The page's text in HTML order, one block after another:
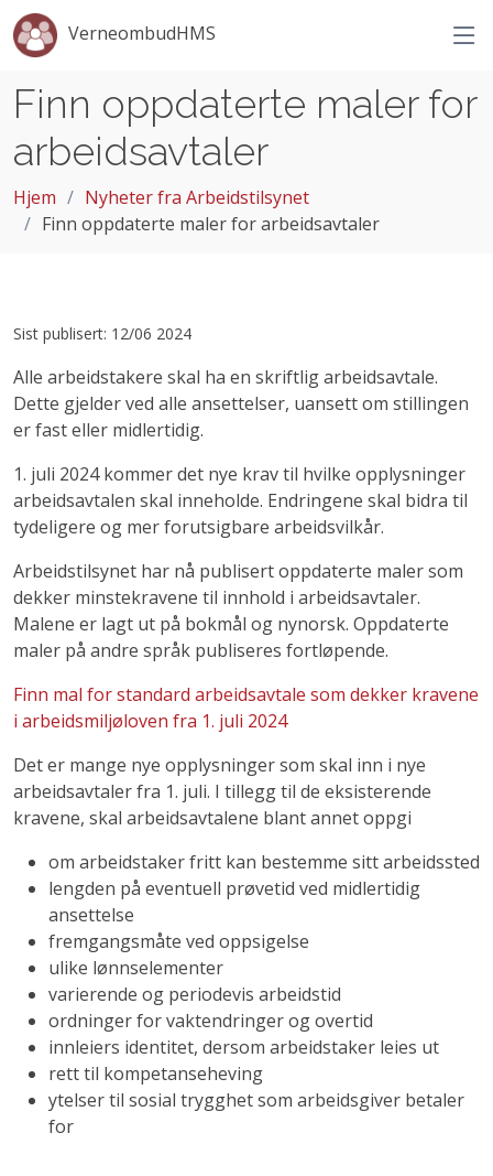
VerneombudHMS
Finn oppdaterte maler for
arbeidsavtaler
Hjem
Nyheter fra Arbeidstilsynet
Finn oppdaterte maler for arbeidsavtaler
Sist publisert: 12/06 2024
Alle arbeidstakere skal ha en skriftlig arbeidsavtale.
Dette gjelder ved alle ansettelser, uansett om stillingen
er fast eller midlertidig.
1. juli 2024 kommer det nye krav til hvilke opplysninger
arbeidsavtalen skal inneholde. Endringene skal bidra til
tydeligere og mer forutsigbare arbeidsvilkår.
Arbeidstilsynet har nå publisert oppdaterte maler som
dekker minstekravene til innhold i arbeidsavtaler.
Malene er lagt ut på bokmål og nynorsk. Oppdaterte
maler på andre språk publiseres fortløpende.
Finn mal for standard arbeidsavtale som dekker kravene
i arbeidsmiljøloven fra 1. juli 2024
Det er mange nye opplysninger som skal inn i nye
arbeidsavtaler fra 1. juli. I tillegg til de eksisterende
kravene, skal arbeidsavtalene blant annet oppgi
om arbeidstaker fritt kan bestemme sitt arbeidssted
lengden på eventuell prøvetid ved midlertidig
ansettelse
fremgangsmåte ved oppsigelse
ulike lønnselementer
varierende og periodevis arbeidstid
ordninger for vaktendringer og overtid
innleiers identitet, dersom arbeidstaker leies ut
rett til kompetanseheving
ytelser til sosial trygghet som arbeidsgiver betaler
for